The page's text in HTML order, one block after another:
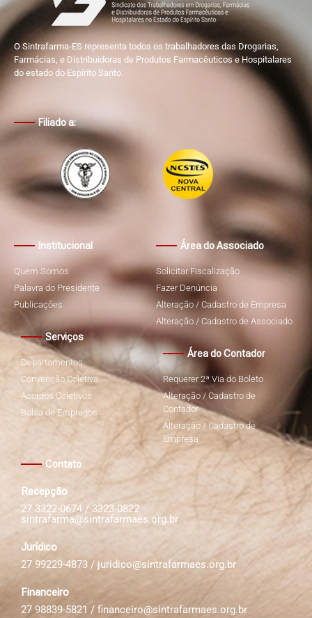
O Sintrafarma-ES representa todos os trabalhadores das Drogarias,
Farmácias, e Distribuidoras de Produtos Farmacêuticos e Hospitalares
do estado do Espírito Santo.
Filiado a:
Institucional
Quem Somos
Palavra do Presidente
Publicações
Serviços
Departamentos
Convenção Coletiva
Acordos Coletivos
Bolsa de Empregos
Área do Associado
Solicitar Fiscalização
Fazer Denúncia
Alteração / Cadastro de Empresa
Alteração / Cadastro de Associado
Área do Contador
Requerer 2ª Via do Boleto
Alteração / Cadastro de
Contador
Alteração / Cadastro de
Empresa
Contato
Recepção
27 3322-0674 / 3323-0822
sintrafarma@sintrafarmaes.org.br
Jurídico
27 99229-4873 / juridico@sintrafarmaes.org.br
Financeiro
27 98839-5821 / financeiro@sintrafarmaes.org.br